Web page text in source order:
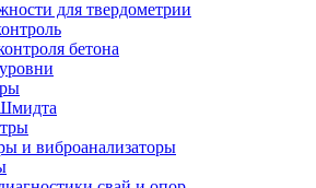
для твердометрии
бетона
и виброанализаторы